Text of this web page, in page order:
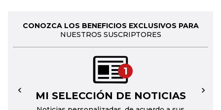
CONOZCA LOS BENEFICIOS EXCLUSIVOS PARA
NUESTROS SUSCRIPTORES
1
MI SELECCIÓN DE NOTICIAS
← →